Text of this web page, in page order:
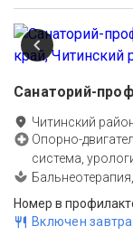
Санаторий-
Читинский
Опорно-
система,
Номер в
Включен